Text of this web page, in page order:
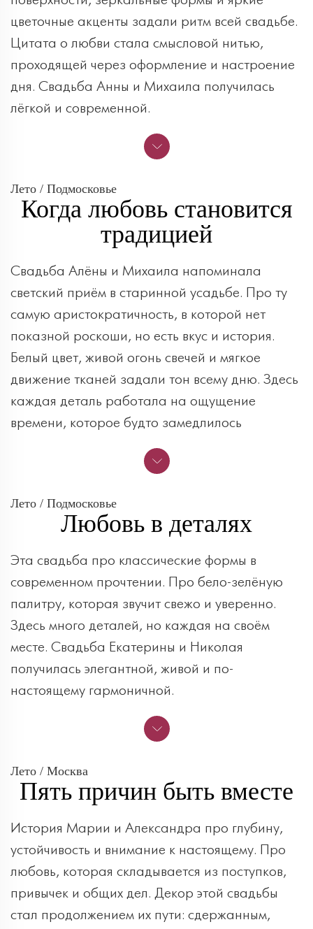
цветочные акценты задали ритм всей свадьбе.
Цитата о любви стала смысловой нитью,
проходящей через оформление и настроение
дня. Свадьба Анны и Михаила получилась
лёгкой и современной.
Лето / Подмосковье
Когда любовь становится
традицией
Свадьба Алёны и Михаила напоминала
светский приём в старинной усадьбе. Про ту
самую аристократичность, в которой нет
показной роскоши, но есть вкус и история.
Белый цвет, живой огонь свечей и мягкое
движение тканей задали тон всему дню. Здесь
каждая деталь работала на ощущение
времени, которое будто замедлилось
Лето / Подмосковье
Любовь в деталях
Эта свадьба про классические формы в
современном прочтении. Про бело-зелёную
палитру, которая звучит свежо и уверенно.
Здесь много деталей, но каждая на своём
месте. Свадьба Екатерины и Николая
получилась элегантной, живой и по-
настоящему гармоничной.
Лето / Москва
Пять причин быть вместе
История Марии и Александра про глубину,
устойчивость и внимание к настоящему. Про
любовь, которая складывается из поступков,
привычек и общих дел. Декор этой свадьбы
стал продолжением их пути: сдержанным,